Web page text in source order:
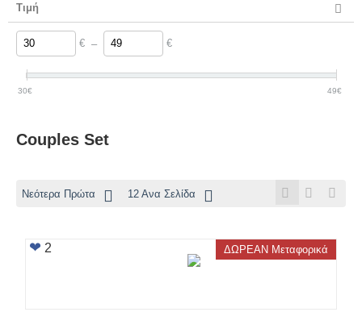
Τιμή
€ – €
30€ 49€
Couples Set
Νεότερα Πρώτα 12 Ανα Σελίδα
2 ΔΩΡΕΑΝ Μεταφορικά